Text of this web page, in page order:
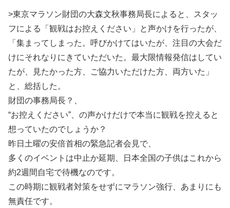
>東京マラソン財団の大森文秋事務局長によると、スタッ
フによる「観戦はお控えください」と声かけを行ったが、
「集まってしまった。呼びかけてはいたが、注目の大会だ
けにそれなりにきていただいた。最大限情報発信はしてい
たが、見たかった方、ご協力いただけた方、両方いた」
と、総括した。
財団の事務局長？、
“お控えください”、の声かけだけで本当に観戦を控えると
想っていたのでしょうか？
昨日土曜の安倍首相の緊急記者会見で、
多くのイベントは中止か延期、日本全国の子供はこれから
約2週間自宅で待機なのです。
この時期に観戦者対策をせずにマラソン強行、あまりにも
無責任です。